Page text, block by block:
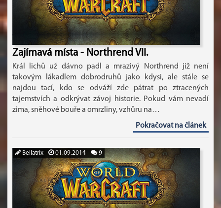
Zajímavá místa - Northrend VII.
Král lichů už dávno padl a mrazivý Northrend již není
takovým lákadlem dobrodruhů jako kdysi, ale stále se
najdou tací, kdo se odváží zde pátrat po ztracených
tajemstvích a odkrývat závoj historie. Pokud vám nevadí
zima, sněhové bouře a omrzliny, vzhůru na…
Pokračovat na článek
Bellatrix 01.09.2014 9